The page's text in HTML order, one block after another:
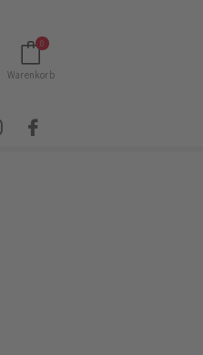
0
Warenkorb